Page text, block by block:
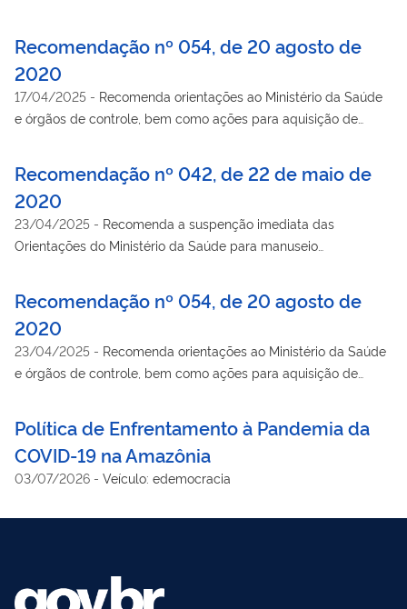
pandemia do novo coronavírus.
Recomendação nº 054, de 20 agosto de
2020
17/04/2025 - Recomenda orientações ao Ministério da Saúde
e órgãos de controle, bem como ações para aquisição de
Recomendação nº 042, de 22 de maio de
2020
23/04/2025 - Recomenda a suspenção imediata das
Orientações do Ministério da Saúde para manuseio
pandemia do novo coronavírus.
Recomendação nº 054, de 20 agosto de
2020
23/04/2025 - Recomenda orientações ao Ministério da Saúde
e órgãos de controle, bem como ações para aquisição de
Política de Enfrentamento à Pandemia da
COVID-19 na Amazônia
03/07/2026 - Veículo: edemocracia